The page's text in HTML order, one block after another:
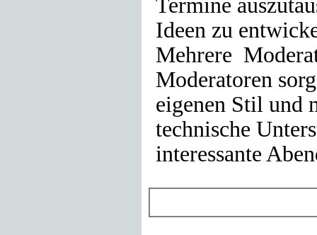
Termine
Ideen zu
Mehrere
Moderatoren
eigenen Stil und
technische
interessante